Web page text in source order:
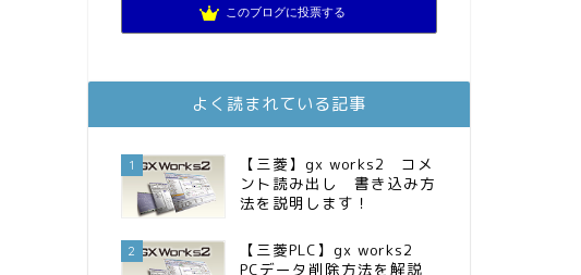
スパコンSEが効率的投資で一家セミリタイアするブログ
11位 3階建ての資産形成
13位 庶民的家族がインデックス投資でセミリタイア目指してみた
FPが実践するお金の知恵を磨く勉強会
15位 インデックス投資でも富裕層
このブログに投票する
よく読まれている記事
1
【三菱】gx works2 コメ
ント読み出し 書き込み方
法を説明します！
2
【三菱PLC】gx works2
PCデータ削除方法を解説